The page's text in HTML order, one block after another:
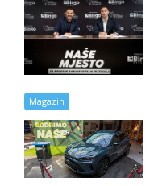
Magazin